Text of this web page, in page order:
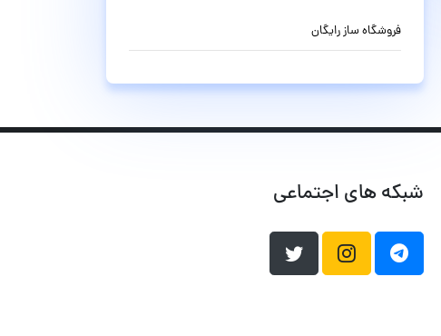
فروشگاه ساز رایگان
شبکه های اجتماعی